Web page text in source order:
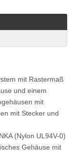
mit Rastermaß
und einem
mit
mit Stecker und
(Nylon UL94V-0)
Gehäuse mit